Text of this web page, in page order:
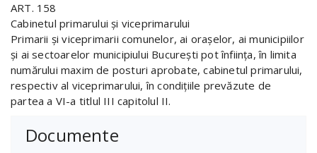
ART. 158
Cabinetul primarului şi viceprimarului
Primarii şi viceprimarii comunelor, ai oraşelor, ai municipiilor
şi ai sectoarelor municipiului Bucureşti pot înfiinţa, în limita
numărului maxim de posturi aprobate, cabinetul primarului,
respectiv al viceprimarului, în condiţiile prevăzute de
partea a VI-a titlul III capitolul II.
Documente